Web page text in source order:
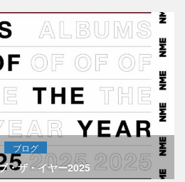
ブログ
・ザ・イヤー2025